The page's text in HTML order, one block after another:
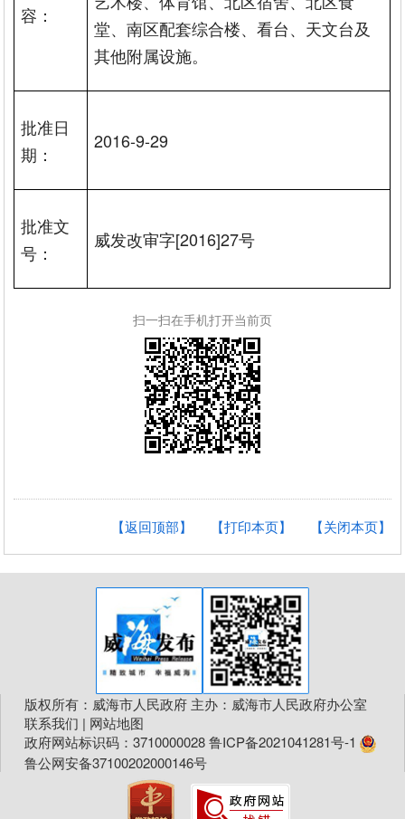
容：
堂、南区配套综合楼、看台、天文台及
其他附属设施。
批准日
期：
2016-9-29
批准文
号：
威发改审字[2016]27号
扫一扫在手机打开当前页
【关闭本页】
【打印本页】
【返回顶部】
版权所有：威海市人民政府 主办：威海市人民政府办公室
联系我们 | 网站地图
政府网站标识码：3710000028鲁ICP备2021041281号-1
鲁公网安备37100202000146号